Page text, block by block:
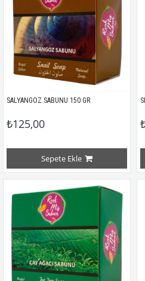
SALYANGOZ SABUNU 150 GR
₺125,00
Sepete Ekle